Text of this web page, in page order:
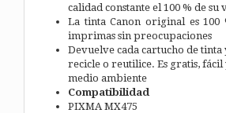
calidad constante el 100 % de su
La tinta Canon original es
imprimas sin preocupaciones
Devuelve cada cartucho de tinta
recicle o reutilice. Es gratis, fácil
medio ambiente
Compatibilidad
PIXMA MX475